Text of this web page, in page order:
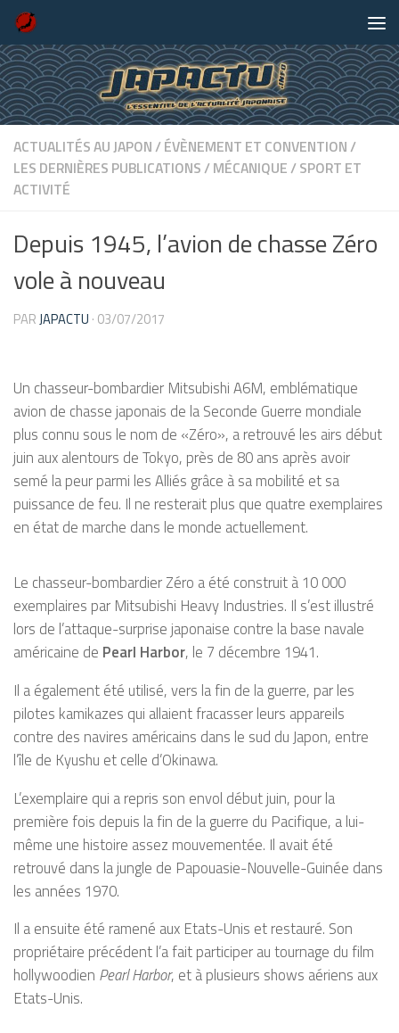
Skip to content
ACTUALITÉS AU JAPON/ÉVÈNEMENT ET CONVENTION/
LES DERNIÈRES PUBLICATIONS/MÉCANIQUE/SPORT ET
ACTIVITÉ
Depuis 1945, l’avion de chasse Zéro
vole à nouveau
PARJAPACTU · 03/07/2017
Un chasseur-bombardier Mitsubishi A6M, emblématique
avion de chasse japonais de la Seconde Guerre mondiale
plus connu sous le nom de «Zéro», a retrouvé les airs début
juin aux alentours de Tokyo, près de 80 ans après avoir
semé la peur parmi les Alliés grâce à sa mobilité et sa
puissance de feu. Il ne resterait plus que quatre exemplaires
en état de marche dans le monde actuellement.
Le chasseur-bombardier Zéro a été construit à 10 000
exemplaires par Mitsubishi Heavy Industries. Il s’est illustré
lors de l’attaque-surprise japonaise contre la base navale
américaine de Pearl Harbor, le 7 décembre 1941.
Il a également été utilisé, vers la fin de la guerre, par les
pilotes kamikazes qui allaient fracasser leurs appareils
contre des navires américains dans le sud du Japon, entre
l’île de Kyushu et celle d’Okinawa.
L’exemplaire qui a repris son envol début juin, pour la
première fois depuis la fin de la guerre du Pacifique, a lui-
même une histoire assez mouvementée. Il avait été
retrouvé dans la jungle de Papouasie-Nouvelle-Guinée dans
les années 1970.
Il a ensuite été ramené aux Etats-Unis et restauré. Son
propriétaire précédent l’a fait participer au tournage du film
hollywoodien Pearl Harbor, et à plusieurs shows aériens aux
Etats-Unis.